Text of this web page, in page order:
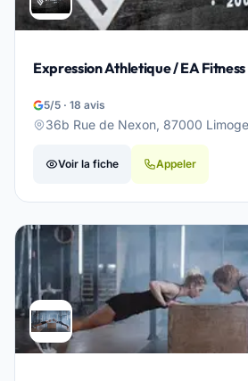
Expression Athletique / EA
5/5 · 18 avis
36b Rue de Nexon, 87000
Voir la fiche Appeler